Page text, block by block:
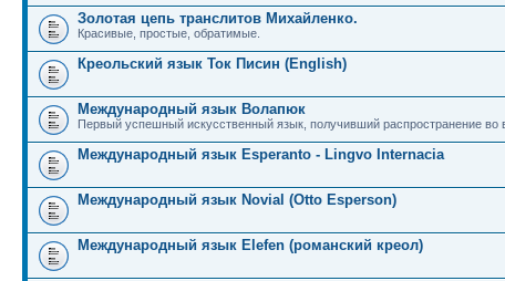
Золотая цепь транслитов Михайленко.
Красивые, простые, обратимые.
Креольский язык Ток Писин (English)
Международный язык Волапюк
Первый успешный искусственный язык, получивший распространение во
Международный язык Esperanto - Lingvo Internacia
Международный язык Novial (Otto Esperson)
Международный язык Elefen (романский креол)